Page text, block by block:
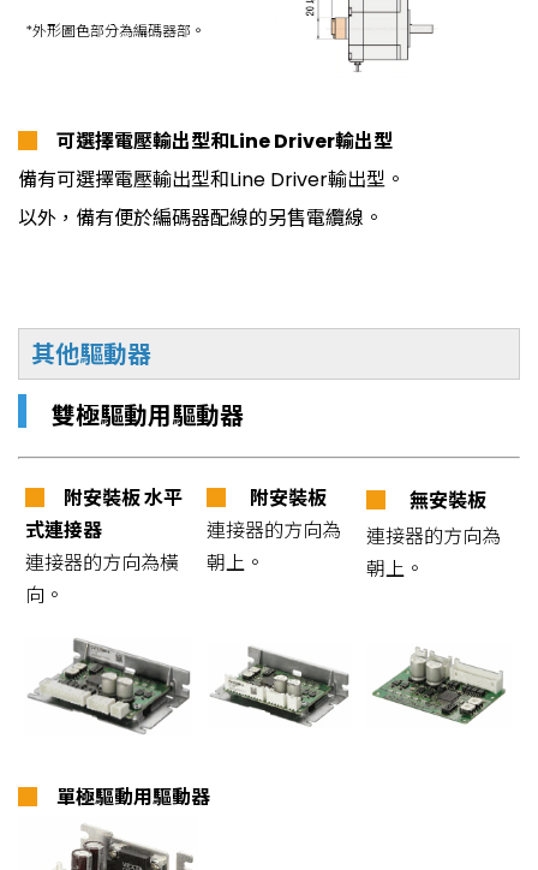
*外形圖色部分為編碼器部。
可選擇電壓輸出型和Line Driver輸出型
備有可選擇電壓輸出型和Line Driver輸出型。
以外，備有便於編碼器配線的另售電纜線。
其他驅動器
雙極驅動用驅動器
附安裝板 水平
式連接器
連接器的方向為橫
向。
附安裝板
連接器的方向為
朝上。
無安裝板
連接器的方向為
朝上。
單極驅動用驅動器